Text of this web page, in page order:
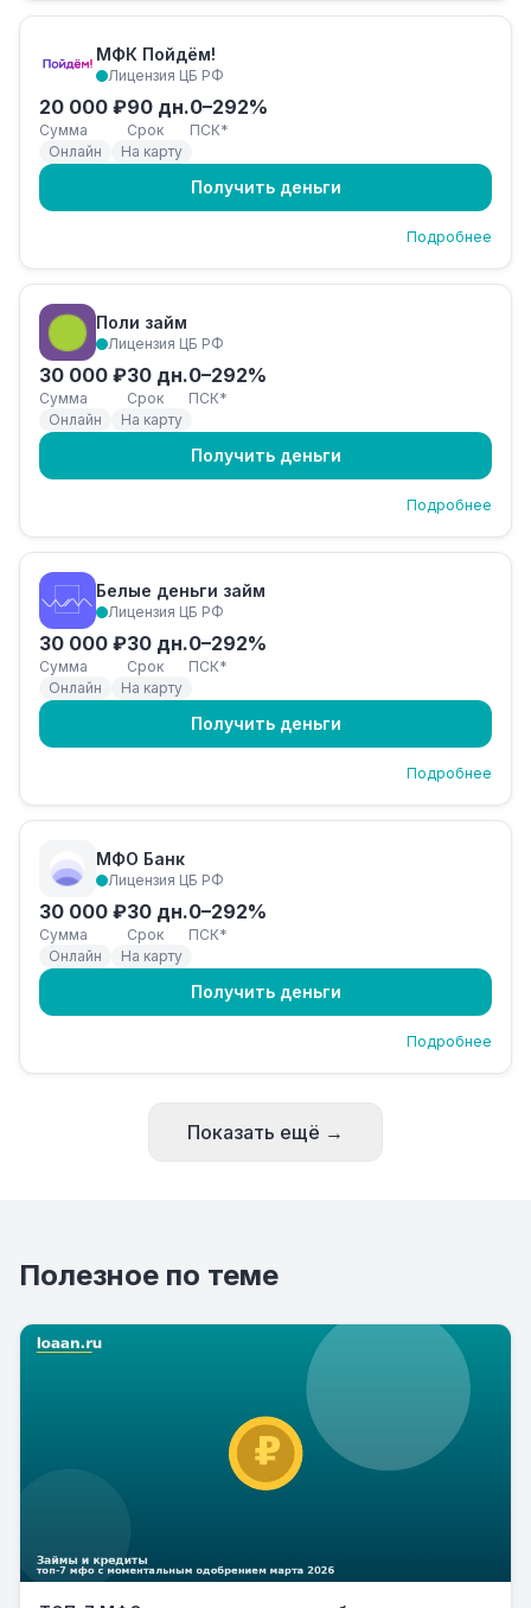
МФК Пойдём!
Лицензия ЦБ РФ
20 000 ₽
Сумма
90 дн.
Срок
0–292%
ПСК*
Онлайн
На карту
Получить деньги
Подробнее
Поли займ
Лицензия ЦБ РФ
30 000 ₽
Сумма
30 дн.
Срок
0–292%
ПСК*
Онлайн
На карту
Получить деньги
Подробнее
Белые деньги займ
Лицензия ЦБ РФ
30 000 ₽
Сумма
30 дн.
Срок
0–292%
ПСК*
Онлайн
На карту
Получить деньги
Подробнее
МФО Банк
Лицензия ЦБ РФ
30 000 ₽
Сумма
30 дн.
Срок
0–292%
ПСК*
Онлайн
На карту
Получить деньги
Подробнее
Показать ещё →
Полезное по теме